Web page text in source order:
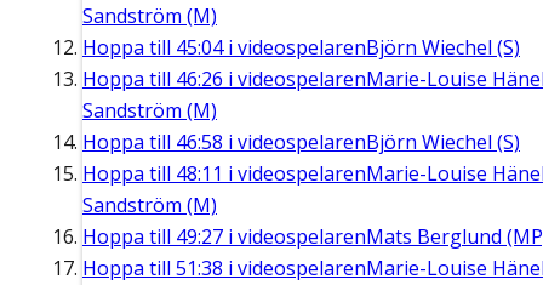
Sandström (M)
Hoppa till 45:04i videospelarenBjörn Wiechel (S)
Hoppa till 46:26 i videospelarenMarie-Louise
Sandström (M)
Hoppa till 46:58 i videospelarenBjörn Wiechel (S)
Hoppa till 48:11 i videospelarenMarie-Louise
Sandström (M)
Hoppa till 49:27 i videospelarenMats Berglund
Hoppa till 51:38 i videospelarenMarie-Louise